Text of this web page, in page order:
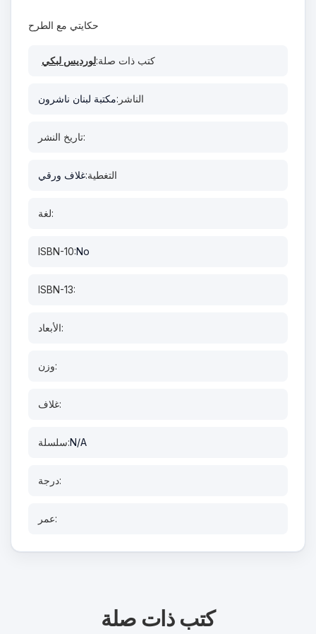
حكايتي مع الطرح
كتب ذات صلة:لورديس لبكي
الناشر:مكتبة لبنان ناشرون
تاريخ النشر:
التغطية:غلاف ورقي
لغة:
ISBN-10:No
ISBN-13:
الأبعاد:
وزن:
غلاف:
سلسلة:N/A
درجة:
عمر:
كتب ذات صلة